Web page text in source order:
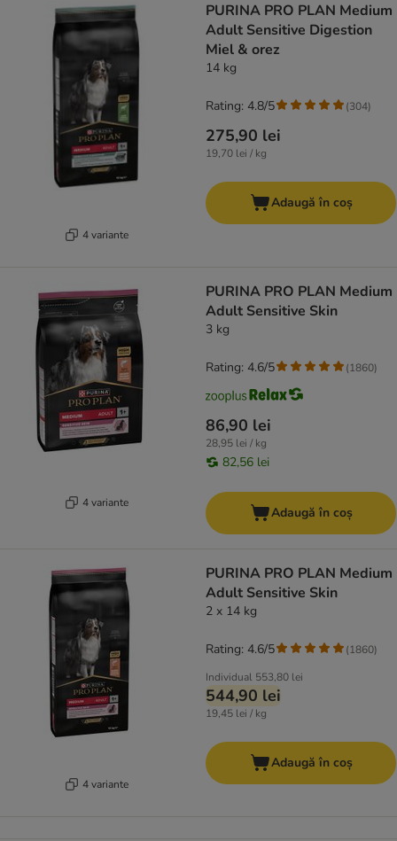
4 variante
PURINA PRO PLAN Medium
Adult Sensitive Digestion
Miel & orez
14 kg
275,90 lei
19,70 lei / kg
Rating: 4.8/5 (304)
Adaugă în coș
4 variante
PURINA PRO PLAN Medium
Adult Sensitive Skin
3 kg
86,90 lei
28,95 lei / kg
82,56 lei
Rating: 4.6/5 (1860)
Adaugă în coș
4 variante
PURINA PRO PLAN Medium
Adult Sensitive Skin
2 x 14 kg
Individual 553,80 lei
544,90 lei
19,45 lei / kg
Rating: 4.6/5 (1860)
Adaugă în coș